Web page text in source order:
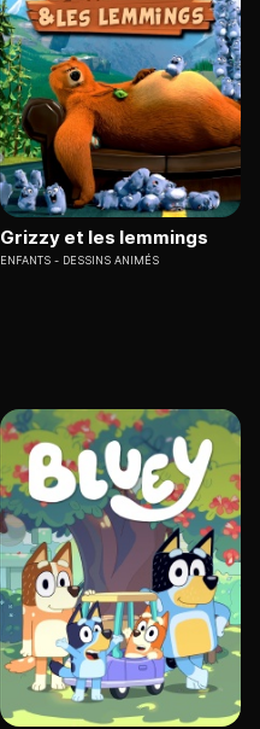
Grizzy et les lemmings
ENFANTS DESSINS ANIMÉS